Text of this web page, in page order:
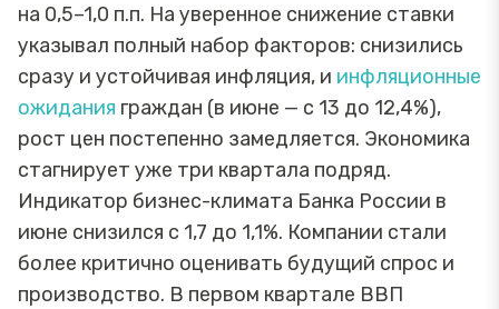
на 0,5–1,0 п.п. На уверенное снижение ставки
указывал полный набор факторов: снизились
сразу и устойчивая инфляция, и инфляционные
ожидания граждан (в июне — с 13 до 12,4%),
рост цен постепенно замедляется. Экономика
стагнирует уже три квартала подряд.
Индикатор бизнес-климата Банка России в
июне снизился с 1,7 до 1,1%. Компании стали
более критично оценивать будущий спрос и
производство. В первом квартале ВВП